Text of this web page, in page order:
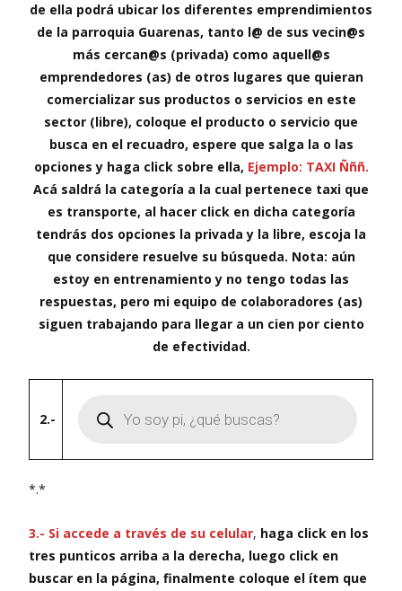
de ella podrá ubicar los diferentes emprendimientos
de la parroquia Guarenas, tanto l@ de sus vecin@s
más cercan@s (privada) como aquell@s
emprendedores (as) de otros lugares que quieran
comercializar sus productos o servicios en este
sector (libre), coloque el producto o servicio que
busca en el recuadro, espere que salga la o las
opciones y haga click sobre ella, Ejemplo: TAXI Ñññ.
Acá saldrá la categoría a la cual pertenece taxi que
es transporte, al hacer click en dicha categoría
tendrás dos opciones la privada y la libre, escoja la
que considere resuelve su búsqueda. Nota: aún
estoy en entrenamiento y no tengo todas las
respuestas, pero mi equipo de colaboradores (as)
siguen trabajando para llegar a un cien por ciento
de efectividad.
2.- productos
*.*
3.- Si accede a través de su celular, haga click en los
tres punticos arriba a la derecha, luego click en
buscar en la página, finalmente coloque el ítem que